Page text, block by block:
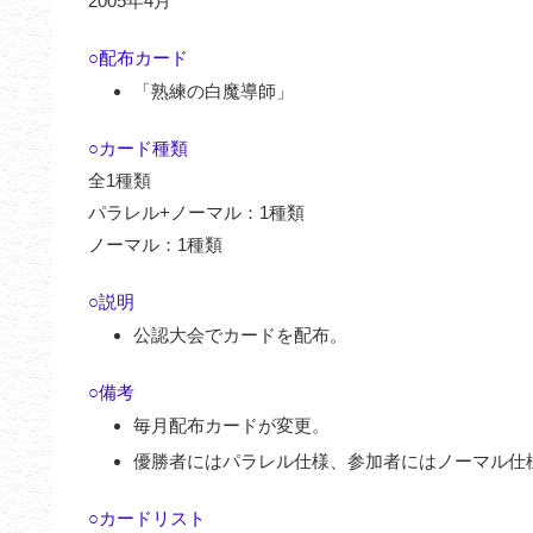
○配布カード
「熟練の白魔導師」
○カード種類
全1種類
パラレル+ノーマル：1種類
ノーマル：1種類
○説明
公認大会でカードを配布。
○備考
毎月配布カードが変更。
優勝者にはパラレル仕様、参加者にはノーマル仕
○カードリスト